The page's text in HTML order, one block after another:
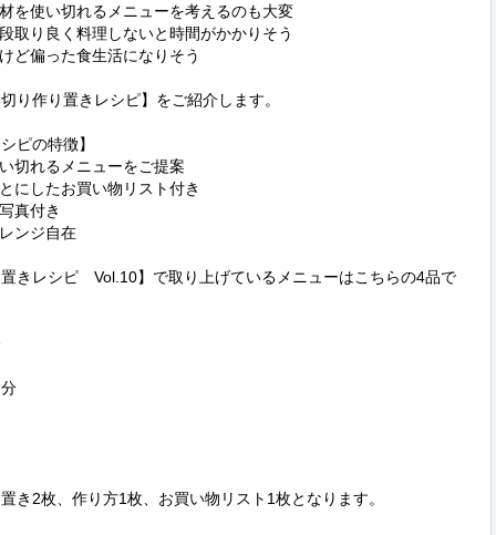
を使い切れるメニューを考えるのも大変
取り良く料理しないと時間がかかりそう
ど偏った食生活になりそう
り作り置きレシピ】をご紹介します。
ピの特徴】
切れるメニューをご提案
にしたお買い物リスト付き
真付き
ンジ自在
きレシピ　Vol.10】で取り上げているメニューはこちらの4品で
き2枚、作り方1枚、お買い物リスト1枚となります。